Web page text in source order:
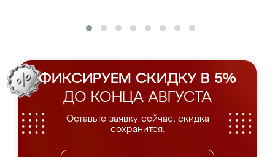
ФИКСИРУЕМ СКИДКУ В 5%
ДО КОНЦА АВГУСТА
Оставьте заявку сейчас, скидка
сохранится.